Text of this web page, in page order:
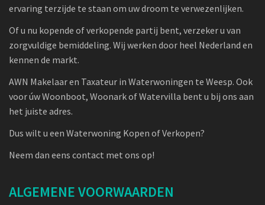
ervaring terzijde te staan om uw droom te verwezenlijken.
Of u nu kopende of verkopende partij bent, verzeker u van
zorgvuldige bemiddeling. Wij werken door heel Nederland en
kennen de markt.
AWN Makelaar en Taxateur in Waterwoningen te Weesp. Ook
voor úw Woonboot, Woonark of Watervilla bent u bij ons aan
het juiste adres.
Dus wilt u een Waterwoning Kopen of Verkopen?
Neem dan eens contact met ons op!
ALGEMENE VOORWAARDEN